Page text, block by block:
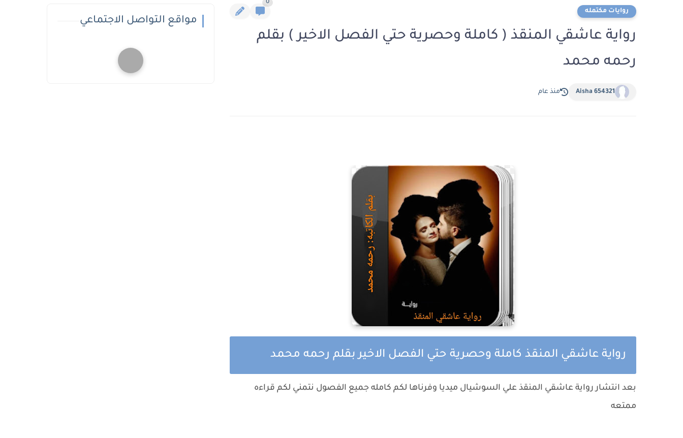
روايات مكتمله
0
رواية عاشقي المنقذ ( كاملة وحصرية حتي الفصل الاخير ) بقلم
رحمه محمد
Aisha 654321 منذ عام
رواية عاشقي المنقذ كاملة وحصرية حتي الفصل الاخير بقلم رحمه محمد
بعد انتشاررواية عاشقي المنقذ علي السوشيال ميديا وفرناها لكم كامله جميع الفصول نتمني لكم قراءه
ممتعه
مواقع التواصل الاجتماعي